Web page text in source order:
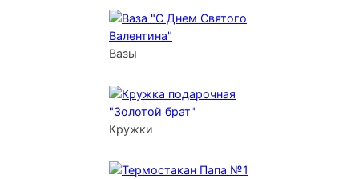
Вазы
Кружки